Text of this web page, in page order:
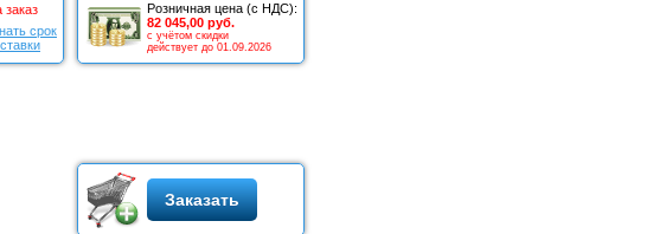
заказ
срок
Розничная цена (с НДС):
82 045,00 руб.
с учётом скидки
действует до 01.09.2026
Заказать